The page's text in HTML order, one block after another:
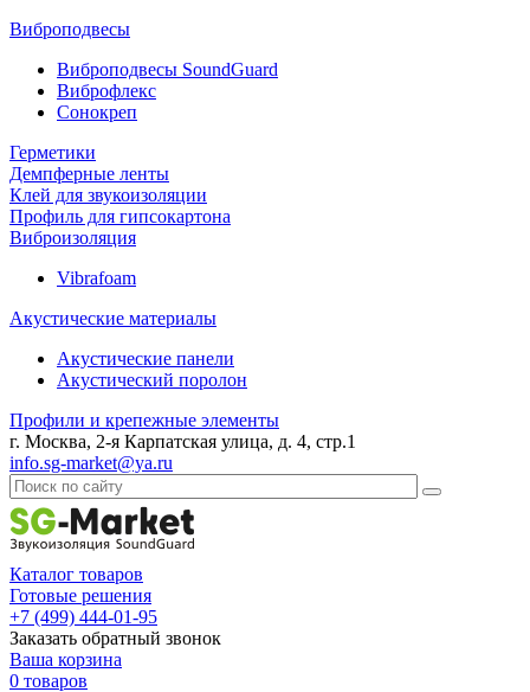
Виброподвесы
Виброподвесы SoundGuard
Виброфлекс
Сонокреп
Герметики
Демпферные ленты
Клей для звукоизоляции
Профиль для гипсокартона
Виброизоляция
Vibrafoam
Акустические материалы
Акустические панели
Акустический поролон
Профили и крепежные элементы
г. Москва, 2-я Карпатская улица, д. 4, стр.1
info.sg-market@ya.ru
Каталог товаров
Готовые решения
+7 (499) 444-01-95
Заказать обратный звонок
Ваша корзина
0 товаров